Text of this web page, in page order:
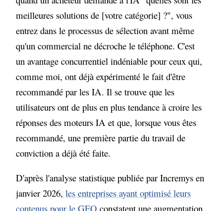
meilleures solutions de [votre catégorie] ?", vous
entrez dans le processus de sélection avant même
qu'un commercial ne décroche le téléphone. C'est
un avantage concurrentiel indéniable pour ceux qui,
comme moi, ont déjà expérimenté le fait d'être
recommandé par les IA. Il se trouve que les
utilisateurs ont de plus en plus tendance à croire les
réponses des moteurs IA et que, lorsque vous êtes
recommandé, une première partie du travail de
conviction a déjà été faite.
D'après l'analyse statistique publiée par Incremys en
janvier 2026,les entreprises ayant optimisé leurs
contenus pour le GEO constatent une augmentation